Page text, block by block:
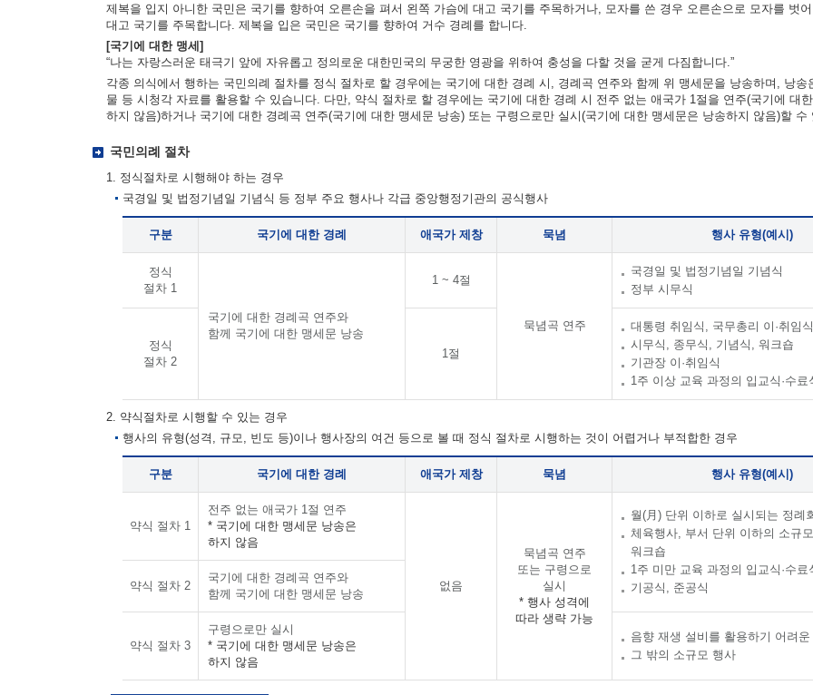
제복을 입지 아니한 국민은 국기를 향하여 오른손을 펴서 왼쪽 가슴에 대고 국기를 주목하거나, 모자를 쓴 경우 오른손으로 모자를 벗
대고 국기를 주목합니다. 제복을 입은 국민은 국기를 향하여 거수 경례를 합니다.
[국기에 대한 맹세]
“나는 자랑스러운 태극기 앞에 자유롭고 정의로운 대한민국의 무궁한 영광을 위하여 충성을 다할 것을 굳게 다짐합니다.”
각종 의식에서 행하는 국민의례 절차를 정식 절차로 할 경우에는 국기에 대한 경례 시, 경례곡 연주와 함께 위 맹세문을 낭송하며, 낭송
물 등 시청각 자료를 활용할 수 있습니다. 다만, 약식 절차로 할 경우에는 국기에 대한 경례 시 전주 없는 애국가 1절을 연주(국기에 대
하지 않음)하거나 국기에 대한 경례곡 연주(국기에 대한 맹세문 낭송) 또는 구령으로만 실시(국기에 대한 맹세문은 낭송하지 않음)할 수
국민의례 절차
1. 정식절차로 시행해야 하는 경우
국경일 및 법정기념일 기념식 등 정부 주요 행사나 각급 중앙행정기관의 공식행사
구분 국기에 대한 경례 애국가 제창 묵념 행사 유형(예시)
정식
절차 1
국기에 대한 경례곡 연주와
함께 국기에 대한 맹세문 낭송
1 ~ 4절
묵념곡 연주
국경일 및 법정기념일 기념식
정부 시무식
정식
절차 2
1절
대통령 취임식, 국무총리 이·취임식
시무식, 종무식, 기념식, 워크숍
기관장 이·취임식
1주 이상 교육 과정의 입교식·수료
2. 약식절차로 시행할 수 있는 경우
행사의 유형(성격, 규모, 빈도 등)이나 행사장의 여건 등으로 볼 때 정식 절차로 시행하는 것이 어렵거나 부적합한 경우
구분 국기에 대한 경례 애국가 제창 묵념 행사 유형(예시)
약식 절차 1
전주 없는 애국가 1절 연주
* 국기에 대한 맹세문 낭송은
하지 않음
없음
묵념곡 연주
또는 구령으로
실시
* 행사 성격에
따라 생략 가능
월(月) 단위 이하로 실시되는 정례
체육행사, 부서 단위 이하의 소규모
워크숍
1주 미만 교육 과정의 입교식·수료
기공식, 준공식
약식 절차 2
국기에 대한 경례곡 연주와
함께 국기에 대한 맹세문 낭송
약식 절차 3
구령으로만 실시
* 국기에 대한 맹세문 낭송은
하지 않음
음향 재생 설비를 활용하기 어려운
그 밖의 소규모 행사